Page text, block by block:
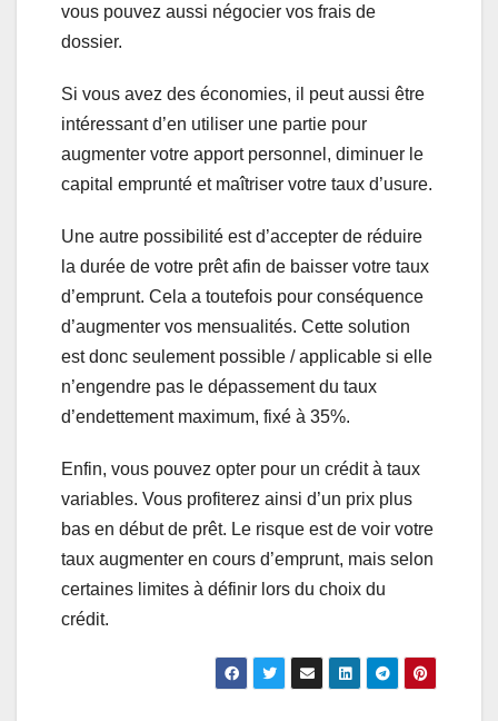
vous pouvez aussi négocier vos frais de
dossier.
Si vous avez des économies, il peut aussi être
intéressant d’en utiliser une partie pour
augmenter votre apport personnel, diminuer le
capital emprunté et maîtriser votre taux d’usure.
Une autre possibilité est d’accepter de réduire
la durée de votre prêt afin de baisser votre taux
d’emprunt. Cela a toutefois pour conséquence
d’augmenter vos mensualités. Cette solution
est donc seulement possible / applicable si elle
n’engendre pas le dépassement du taux
d’endettement maximum, fixé à 35%.
Enfin, vous pouvez opter pour un crédit à taux
variables. Vous profiterez ainsi d’un prix plus
bas en début de prêt. Le risque est de voir votre
taux augmenter en cours d’emprunt, mais selon
certaines limites à définir lors du choix du
crédit.